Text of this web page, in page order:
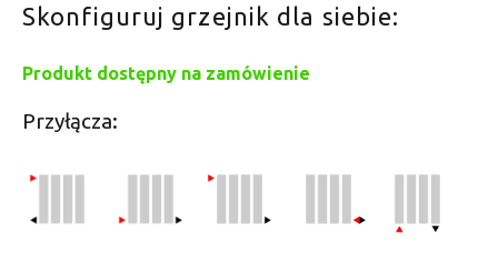
Skonfiguruj grzejnik dla siebie:
Produkt dostępny na zamówienie
Przyłącza: